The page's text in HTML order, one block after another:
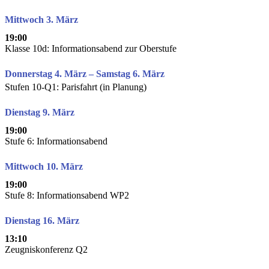
Mittwoch 3. März
19:00
Klasse 10d: Informationsabend zur Oberstufe
Donnerstag 4. März – Samstag 6. März
Stufen 10-Q1: Parisfahrt (in Planung)
Dienstag 9. März
19:00
Stufe 6: Informationsabend
Mittwoch 10. März
19:00
Stufe 8: Informationsabend WP2
Dienstag 16. März
13:10
Zeugniskonferenz Q2